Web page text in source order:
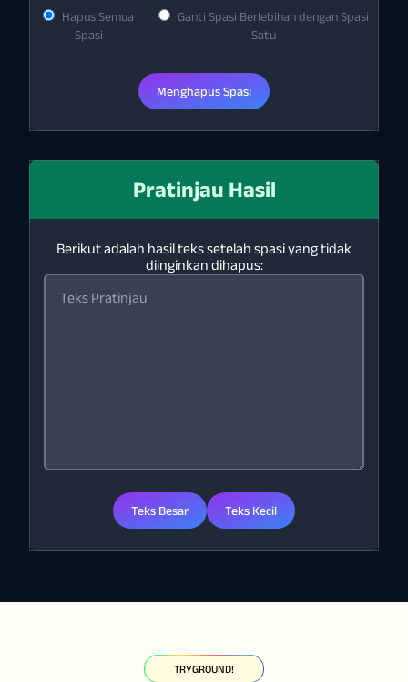
Hapus Semua
Spasi
Ganti Spasi Berlebihan dengan Spasi
Satu
Menghapus Spasi
Pratinjau Hasil
Berikut adalah hasil teks setelah spasi yang tidak
diinginkan dihapus:
Teks Besar Teks Kecil
TRYGROUND!